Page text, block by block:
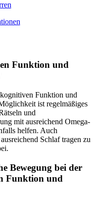
Funktion und
Funktion und
ist regelmäßiges
und
mit ausreichend Omega-
helfen. Auch
Schlaf tragen zu
Bewegung bei der
Funktion und